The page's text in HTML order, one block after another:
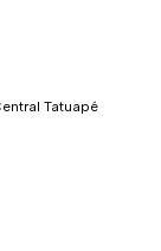
Tatuapé